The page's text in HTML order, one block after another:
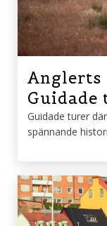
Anglerts
Guidade
Guidade turer
spännande